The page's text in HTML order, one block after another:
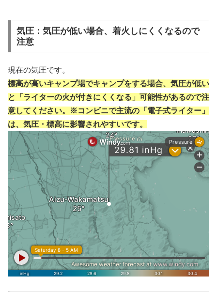
気圧：気圧が低い場合、着火しにくくなるので
注意
現在の気圧です。
標高が高いキャンプ場でキャンプをする場合、気圧が低い
と「ライターの火が付きにくくなる」可能性があるので注
意してください。※コンビニで主流の「電子式ライター」
は、気圧・標高に影響されやすいです。